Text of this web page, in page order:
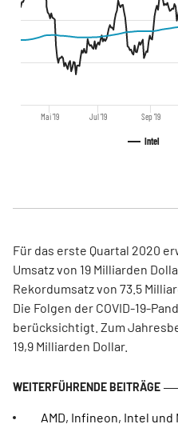
Intel
Mai '19 Jul '19 Sep '19
Für das erste Quartal 2020
Umsatz von 19 Milliarden
Rekordumsatz von 73.5
Die Folgen der COVID-19-
berücksichtigt. Zum
19,9 Milliarden Dollar.
AMD, Infineon, Intel